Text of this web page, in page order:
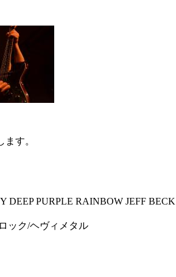
す。
DEEP PURPLE RAINBOW JEFF
ック/ヘヴィメタル